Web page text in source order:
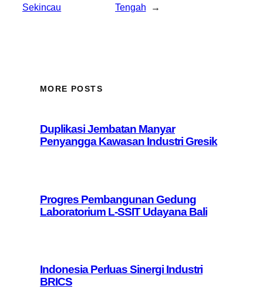
Sekincau
Tengah
→
MORE POSTS
Duplikasi Jembatan Manyar
Penyangga Kawasan Industri Gresik
Progres Pembangunan Gedung
Laboratorium L-SSIT Udayana Bali
Indonesia Perluas Sinergi Industri
BRICS